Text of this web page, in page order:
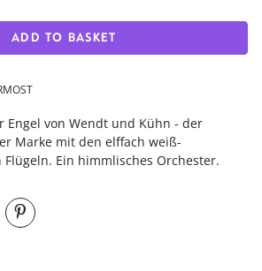
ADD TO BASKET
Engel von Wendt und Kühn - der
Marke mit den elffach weiß-
Ein himmlisches Orchester.